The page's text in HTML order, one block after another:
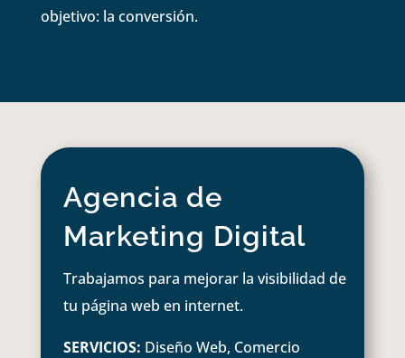
objetivo: la conversión.
Agencia de
Marketing Digital
Trabajamos para mejorar la visibilidad de
tu página web en internet.
SERVICIOS: Diseño Web, Comercio